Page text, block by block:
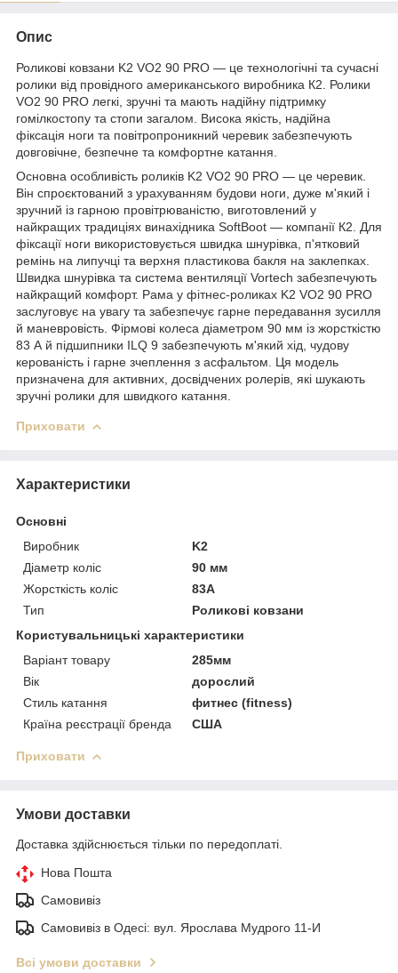
Опис
Роликові ковзани K2 VO2 90 PRO — це технологічні та сучасні
ролики від провідного американського виробника К2. Ролики
VO2 90 PRO легкі, зручні та мають надійну підтримку
гомілкостопу та стопи загалом. Висока якість, надійна
фіксація ноги та повітропроникний черевик забезпечують
довговічне, безпечне та комфортне катання.
Основна особливість роликів K2 VO2 90 PRO — це черевик.
Він спроєктований з урахуванням будови ноги, дуже м'який і
зручний із гарною провітрюваністю, виготовлений у
найкращих традиціях винахідника SoftBoot — компанії К2. Для
фіксації ноги використовується швидка шнурівка, п'ятковий
ремінь на липучці та верхня пластикова бакля на заклепках.
Швидка шнурівка та система вентиляції Vortech забезпечують
найкращий комфорт. Рама у фітнес-роликах K2 VO2 90 PRO
заслуговує на увагу та забезпечує гарне передавання зусилля
й маневровість. Фірмові колеса діаметром 90 мм із жорсткістю
83 А й підшипники ILQ 9 забезпечують м'який хід, чудову
керованість і гарне зчеплення з асфальтом. Ця модель
призначена для активних, досвідчених ролерів, які шукають
зручні ролики для швидкого катання.
Приховати
Характеристики
Основні
Виробник
K2
Діаметр коліс
90 мм
Жорсткість коліс
83А
Тип
Роликові ковзани
Користувальницькі характеристики
Варіант товару
285мм
Вік
дорослий
Стиль катання
фитнес (fitness)
Країна реєстрації бренда
США
Приховати
Умови доставки
Доставка здійснюється тільки по передоплаті.
Нова Пошта
Самовивіз
Самовивіз в Одесі: вул. Ярослава Мудрого 11-И
Всі умови доставки